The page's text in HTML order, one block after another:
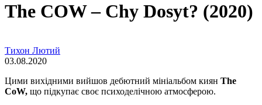
The COW – Chy Dosyt? (2020)
Тихон Лютий
03.08.2020
Цими вихідними вийшов дебютний мініальбом киян The
CoW, що підкупає своє психоделічною атмосферою.